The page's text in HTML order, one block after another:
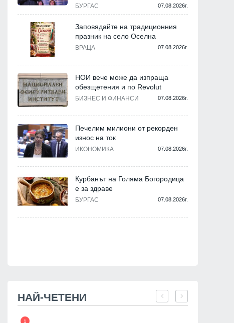
Русе
електрическите тротинетки
03.06.2026г.
България
01.06.2026г.
БУРГАС 07.08.2026г.
Заповядайте на традиционния
празник на село Оселна
ВРАЦА 07.08.2026г.
НОИ вече може да изпраща
обезщетения и по Revolut
БИЗНЕС И ФИНАНСИ 07.08.2026г.
Печелим милиони от рекорден
износ на ток
ИКОНОМИКА 07.08.2026г.
Курбанът на Голяма Богородица
е за здраве
БУРГАС 07.08.2026г.
НАЙ-ЧЕТЕНИ
1